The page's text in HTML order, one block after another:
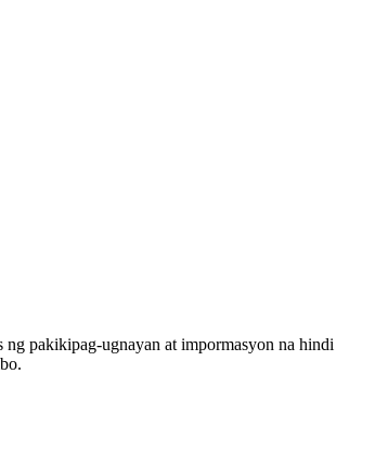
ng pakikipag-ugnayan at impormasyon na hindi